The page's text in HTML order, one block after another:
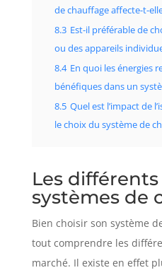
de chauffage affecte-t-
8.3 Est-il préférable de
ou des appareils
8.4 En quoi les énergies
bénéfiques dans un
8.5 Quel est l’impact de
le choix du système de
Les
systèmes de
Bien choisir son système
tout comprendre les
marché. Il existe en effet